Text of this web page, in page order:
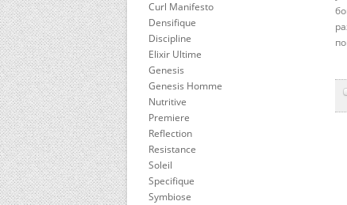
Curl Manifesto
Densifique
Discipline
Elixir Ultime
Genesis
Genesis Homme
Nutritive
Premiere
Reflection
Resistance
Soleil
Specifique
Symbiose